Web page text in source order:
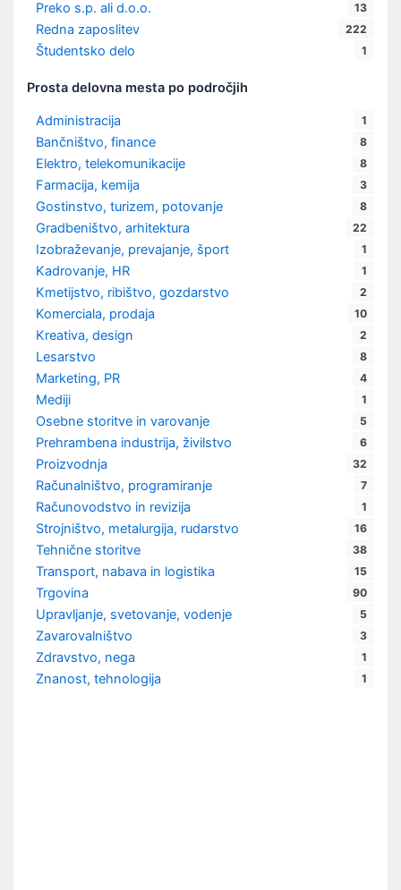
Preko s.p. ali d.o.o. 13
Redna zaposlitev 222
Študentsko delo 1
Prosta delovna mesta po področjih
Administracija 1
Bančništvo, finance 8
Elektro, telekomunikacije 8
Farmacija, kemija 3
Gostinstvo, turizem, potovanje 8
Gradbeništvo, arhitektura 22
Izobraževanje, prevajanje, šport 1
Kadrovanje, HR 1
Kmetijstvo, ribištvo, gozdarstvo 2
Komerciala, prodaja 10
Kreativa, design 2
Lesarstvo 8
Marketing, PR 4
Mediji 1
Osebne storitve in varovanje 5
Prehrambena industrija, živilstvo 6
Proizvodnja 32
Računalništvo, programiranje 7
Računovodstvo in revizija 1
Strojništvo, metalurgija, rudarstvo 16
Tehnične storitve 38
Transport, nabava in logistika 15
Trgovina 90
Upravljanje, svetovanje, vodenje 5
Zavarovalništvo 3
Zdravstvo, nega 1
Znanost, tehnologija 1